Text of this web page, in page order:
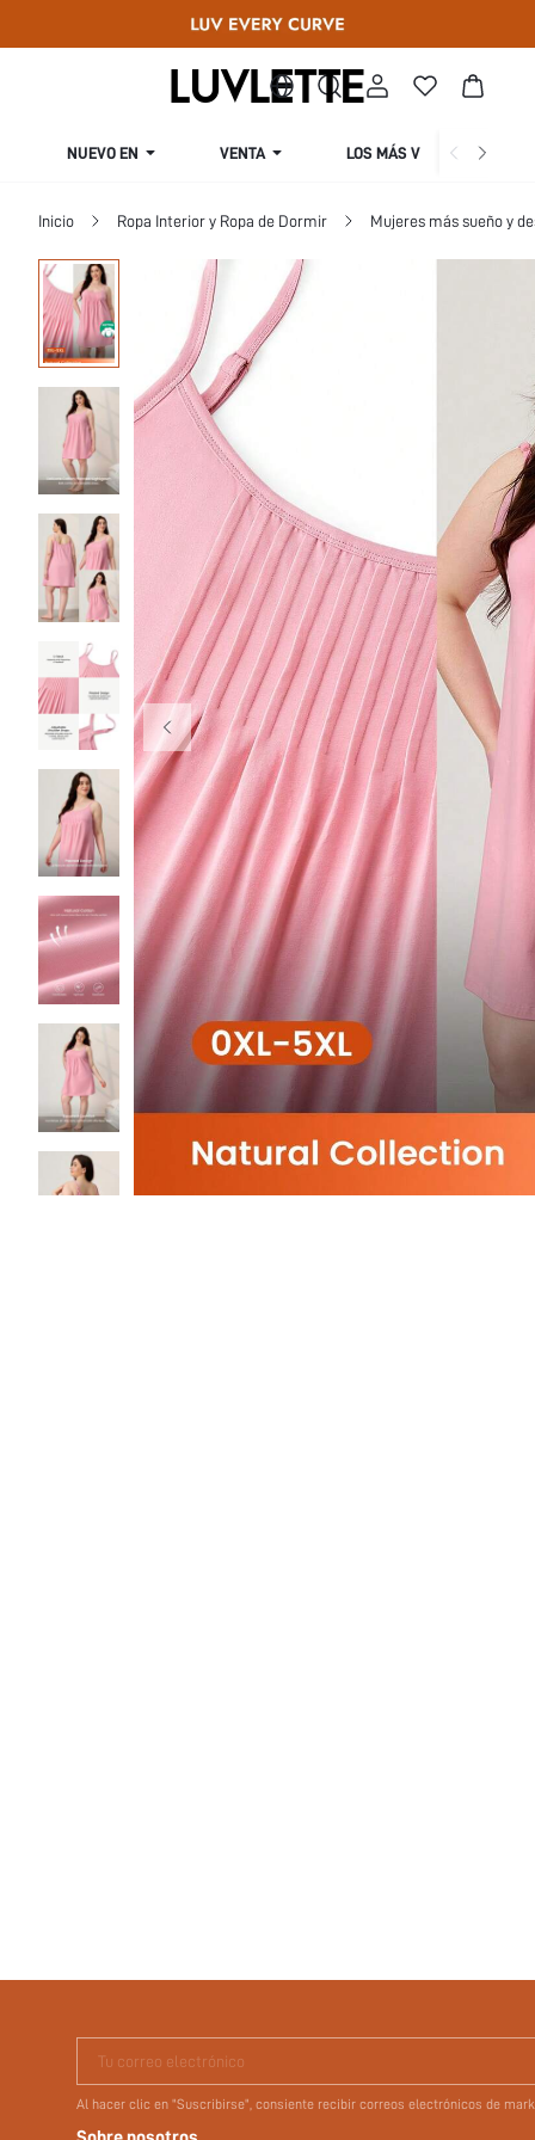
NUEVO EN VENTA LOS MÁS VENDIDOS
Inicio Ropa Interior y Ropa de Dormir Mujeres más sueño y
Tu correo electrónico
Al hacer clic en "Suscribirse", consiente recibir correos electrónicos de